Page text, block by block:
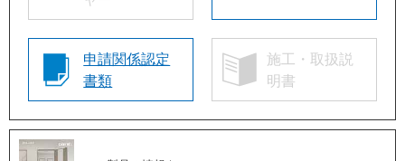
申請関係認定
書類
施工・取扱説
明書